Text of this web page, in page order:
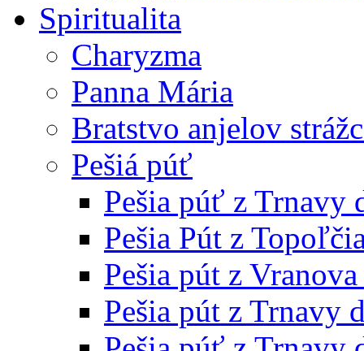
Spiritualita
Charyzma
Panna Mária
Bratstvo anjelov
Pešiá púť
Pešia púť z Trnavy
Pešia Pút z
Pešia pút z
Pešia pút z Trnavy